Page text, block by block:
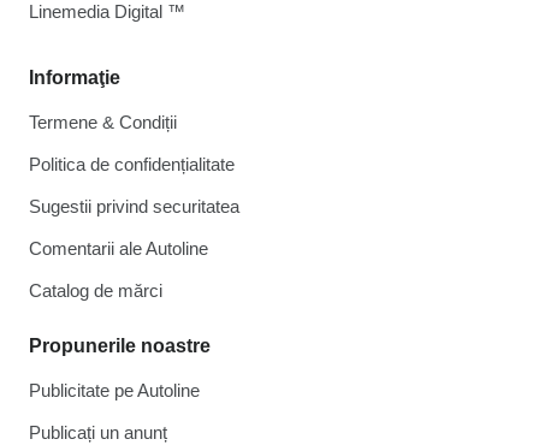
Informaţie
Termene & Condiții
Politica de confidențialitate
Sugestii privind securitatea
Comentarii ale Autoline
Catalog de mărcі
Propunerile noastre
Publicitate pe Autoline
Publicați un anunț
Linemedia Digital ™